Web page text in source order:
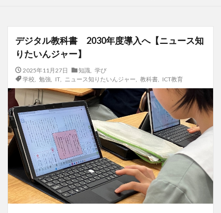
デジタル教科書 2030年度導入へ【ニュース知
りたいんジャー】
2025年11月27日 知識
学び
学校
勉強 IT, ニュース知りたいんジャー 教科書, ICT教育